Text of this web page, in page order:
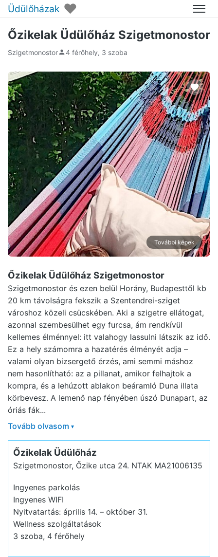
Üdülőházak ♥ Menü
Őzikelak Üdülőház Szigetmonostor
Szigetmonostor 4 férőhely, 3 szoba
További képek
Őzikelak Üdülőház Szigetmonostor
Szigetmonostor és ezen belül Horány, Budapesttől kb
20 km távolságra fekszik a Szentendrei-sziget
városhoz közeli csücskében. Aki a szigetre ellátogat,
azonnal szembesülhet egy furcsa, ám rendkívül
kellemes élménnyel: itt valahogy lassulni látszik az idő.
Ez a hely számomra a hazatérés élményét adja –
valami olyan bizsergető érzés, ami semmi máshoz
nem hasonlítható: az a pillanat, amikor felhajtok a
kompra, és a lehúzott ablakon beáramló Duna illata
körbevesz. A lemenő nap fényében úszó Dunapart, az
óriás fák...
Tovább olvasom ▾
Őzikelak Üdülőház
Szigetmonostor, Őzike utca 24. NTAK MA21006135
Ingyenes parkolás
Ingyenes WIFI
Nyitvatartás: április 14. – október 31.
Wellness szolgáltatások
3 szoba, 4 férőhely